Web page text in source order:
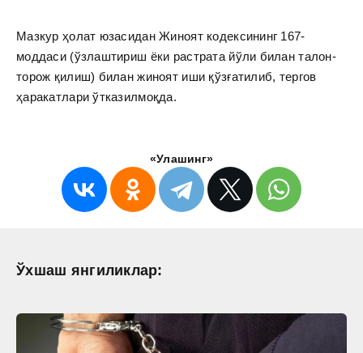
Мазкур ҳолат юзасидан Жиноят кодексининг 167-
моддаси (ўзлаштириш ёки растрата йўли билан талон-
торож қилиш) билан жиноят иши қўзғатилиб, тергов
ҳаракатлари ўтказилмоқда.
«Улашинг»
Ўхшаш янгиликлар: